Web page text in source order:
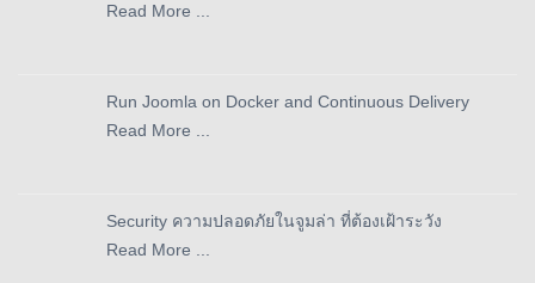
Read More ...
Run Joomla on Docker and Continuous Delivery
Read More ...
Security ความปลอดภัยในจูมล่า ที่ต้องเฝ้าระวัง
Read More ...